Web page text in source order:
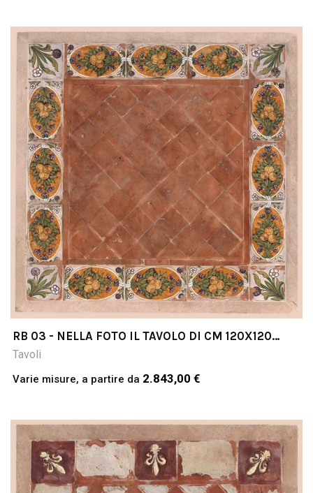
RB 03 - NELLA FOTO IL TAVOLO DI CM 120X120
COTTO & PIETRA
Tavoli
Varie misure, a partire da 2.843,00 €